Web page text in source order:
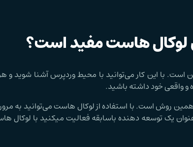
لوکال هاست مفید است؟
است. با این کار می‌توانید با محیط وردپرس آشنا شوید و
و واقعی خود داشته باشید.
همین روش است. با استفاده از لوکال هاست می‌توانید به
یک توسعه دهنده باسابقه فعالیت میکنید با لوکال